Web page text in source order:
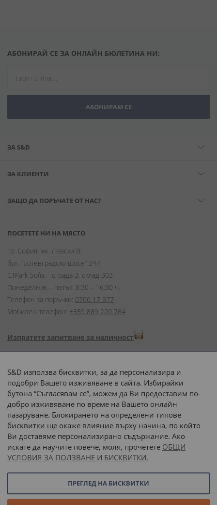
АБОНИРАЙ СЕ ЗА ОНЛАЙН БЮЛЕТИНА НИ:
АБОНИРАМ СЕ
ЗА S&D
ЗА КЛИЕНТИ
ЗАЩО ДА ПОРЪЧАТЕ ОТ НАС?
ПОСЕТЕТЕ НИ НА МЯСТО
гр. София, жк. Левски В,
бул. “Ботевградско шосе” 247,
CTPark Sofia – сграда 3, склад 303
Понеделник – петък: 8:30 – 16:30 ч.
Телефон за поръчки: 0700 17 377
Мобилен телефон: +359 889 220 764
Изпратете запитване за наличност
Начини на плащане:
Доставка до адрес с:
или
наш транспорт
S&D използва бисквитки, за да персонализира и
подобри Вашето изживяване в сайта. Избирайки
бутона “Съгласявам се”, можем да Ви предоставим по-
добро изживяване по време на Вашето онлайн
пазаруване. Блокирането на определени типове
бисквитки ще окаже влияние върху начина, по който
Ви доставяме персонализирано съдържание. Ако
искате да научите повече, моля, прочетете ОБЩИ
УСЛОВИЯ ЗА ПОЛЗВАНЕ И БИСКВИТКИ.
ПРЕГЛЕД НА БИСКВИТКИ